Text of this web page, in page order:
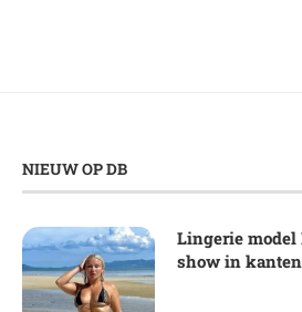
NIEUW OP DB
Lingerie model
show in